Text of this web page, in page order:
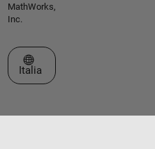
MathWorks,
Inc.
Seleziona un sito web
Italia